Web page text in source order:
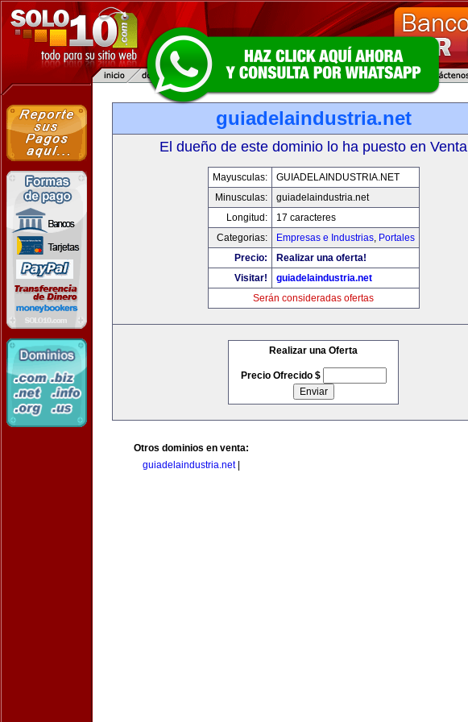
guiadelaindustria.net
El dueño de este dominio lo ha puesto en Venta
Mayusculas:
GUIADELAINDUSTRIA.NET
Minusculas:
guiadelaindustria.net
Longitud:
17 caracteres
Categorias:
Empresas e Industrias, Portales
Precio:
Realizar una oferta!
Visitar!
guiadelaindustria.net
Serán consideradas ofertas
Realizar una Oferta
Precio Ofrecido $
Otros dominios en venta:
guiadelaindustria.net|